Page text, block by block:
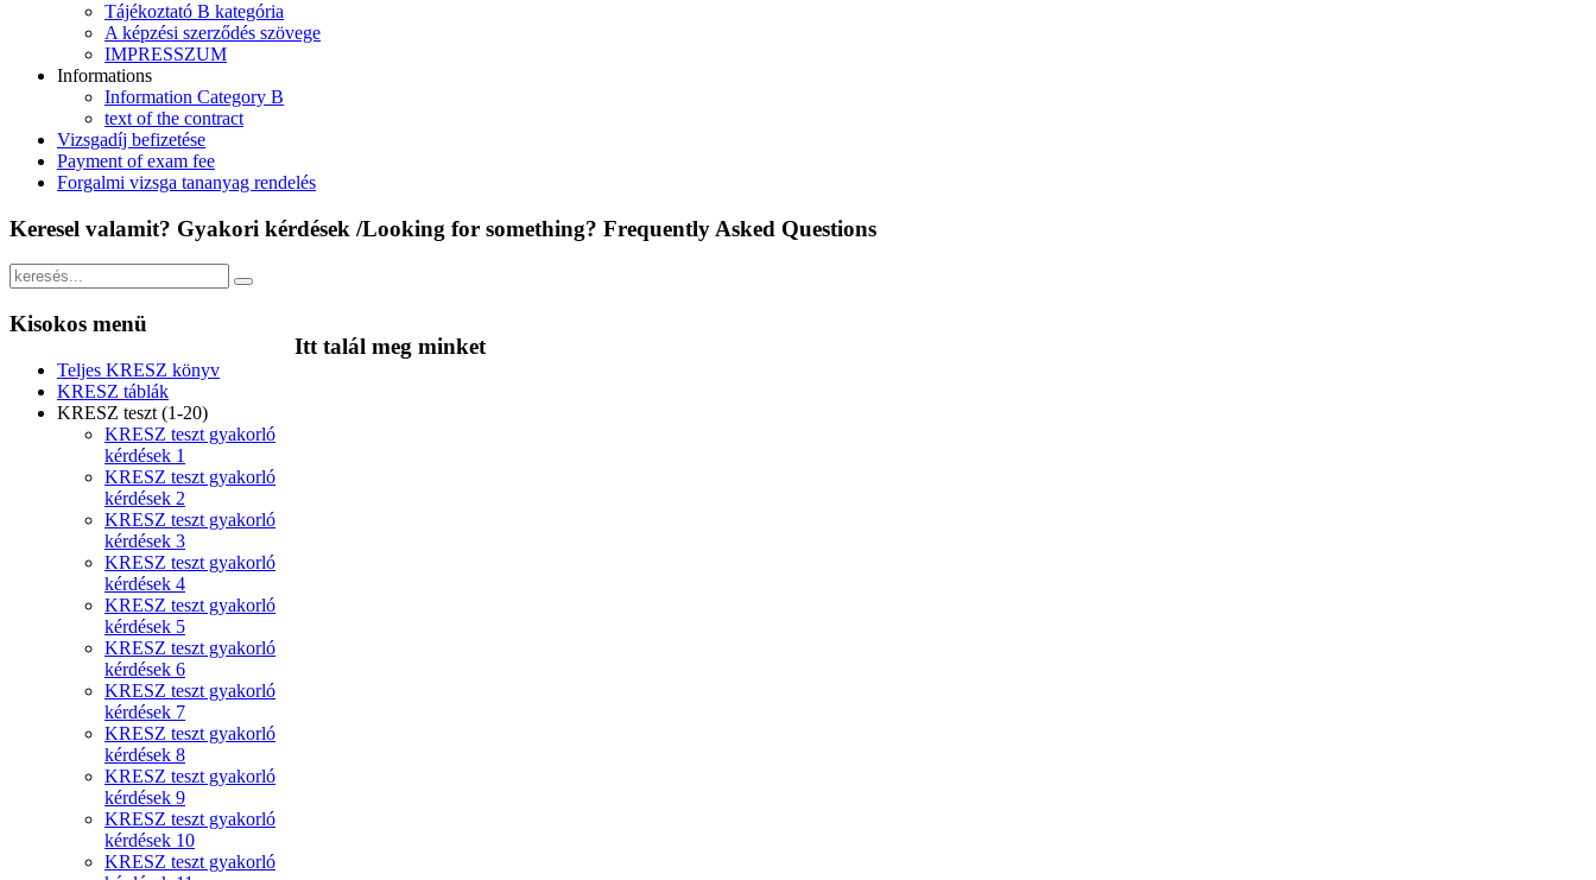
Tájékoztató B kategória
A képzési szerződés szövege
IMPRESSZUM
Informations
Information Category B
text of the contract
Vizsgadíj befizetése
Payment of exam fee
Forgalmi vizsga tananyag rendelés
Keresel valamit? Gyakori kérdések /Looking for something? Frequently Asked Questions
Itt talál meg minket
Kisokos menü
Teljes KRESZ könyv
KRESZ táblák
KRESZ teszt (1-20)
KRESZ teszt gyakorló
kérdések 1
KRESZ teszt gyakorló
kérdések 2
KRESZ teszt gyakorló
kérdések 3
KRESZ teszt gyakorló
kérdések 4
KRESZ teszt gyakorló
kérdések 5
KRESZ teszt gyakorló
kérdések 6
KRESZ teszt gyakorló
kérdések 7
KRESZ teszt gyakorló
kérdések 8
KRESZ teszt gyakorló
kérdések 9
KRESZ teszt gyakorló
kérdések 10
KRESZ teszt gyakorló